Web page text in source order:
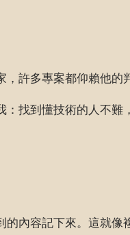
許多專案都仰賴他的
找到懂技術的人不難
內容記下來。這就像